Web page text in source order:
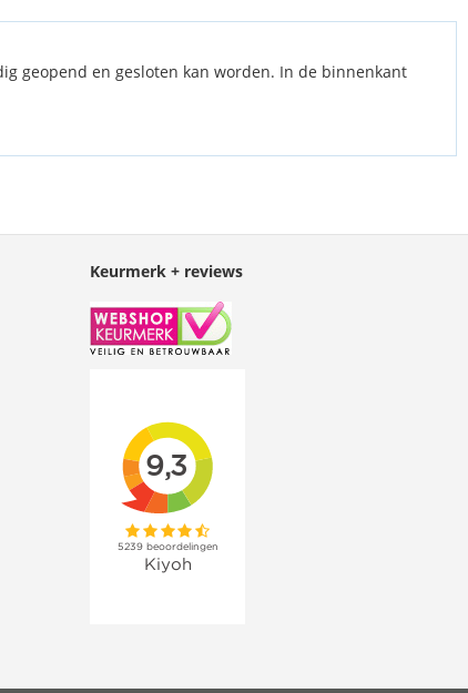
geopend en gesloten kan worden. In de binnenkant
Keurmerk + reviews